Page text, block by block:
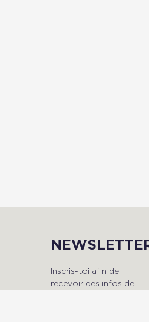
Inscris-toi afin de
recevoir des infos de